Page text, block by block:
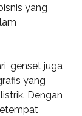
yang
genset juga
yang
Dengan